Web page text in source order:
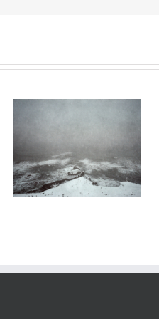
Le Murmure des Égarés #26